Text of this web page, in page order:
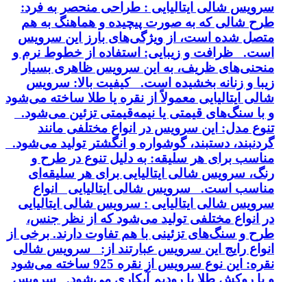
سرویس شالی ایتالیایی : طراحی منحصر به فرد:
طرح شالی که به صورت پیچیده و هماهنگ به هم
متصل شده است، از ویژگی‌های بارز این سرویس
است. ظرافت و زیبایی: استفاده از خطوط نرم و
منحنی‌های ظریف، به این سرویس ظاهری بسیار
زیبا و زنانه بخشیده است. کیفیت بالا: سرویس
شالی ایتالیایی معمولاً از نقره یا طلا ساخته می‌شود
و با سنگ‌های قیمتی یا نیمه‌قیمتی تزئین می‌شود.
تنوع مدل: این سرویس در انواع مختلفی مانند
گردنبند، دستبند، گوشواره و انگشتر تولید می‌شود.
مناسب برای هر سلیقه: به دلیل تنوع در طرح و
رنگ، سرویس شالی ایتالیایی برای هر سلیقه‌ای
مناسب است. سرویس شالی ایتالیایی انواع
سرویس شالی ایتالیایی : سرویس شالی ایتالیایی
در انواع مختلفی تولید می‌شود که از نظر جنس،
طرح و سنگ‌های تزئینی با هم تفاوت دارند. برخی از
انواع رایج این سرویس عبارتند از: سرویس شالی
نقره: این نوع سرویس از نقره 925 ساخته می‌شود
و با روکش طلا یا رودیم آبکاری می‌شود. سرویس